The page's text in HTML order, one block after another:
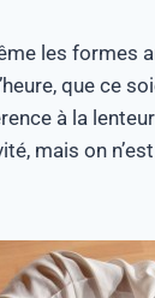
les formes
que ce
à la
mais on